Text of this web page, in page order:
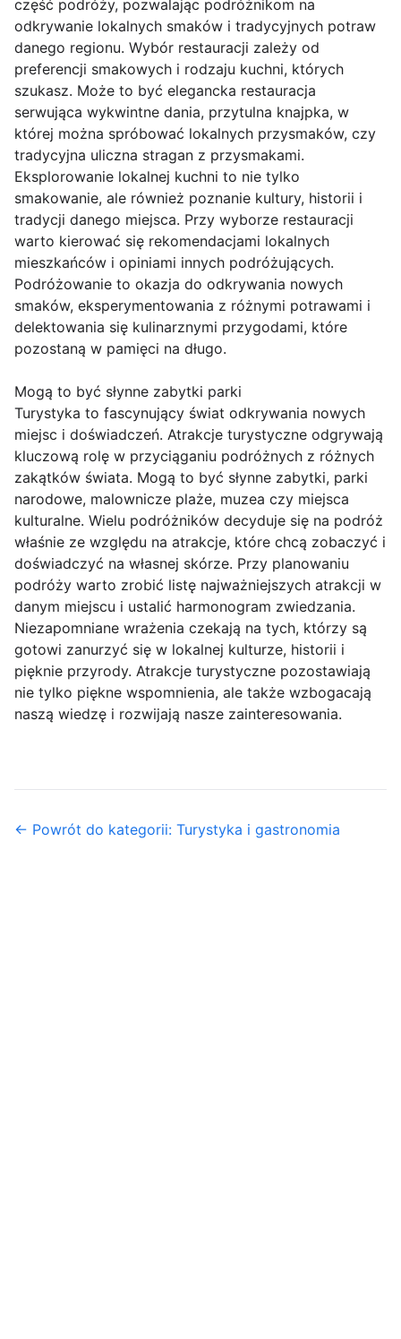
część podróży, pozwalając podróżnikom na
odkrywanie lokalnych smaków i tradycyjnych potraw
danego regionu. Wybór restauracji zależy od
preferencji smakowych i rodzaju kuchni, których
szukasz. Może to być elegancka restauracja
serwująca wykwintne dania, przytulna knajpka, w
której można spróbować lokalnych przysmaków, czy
tradycyjna uliczna stragan z przysmakami.
Eksplorowanie lokalnej kuchni to nie tylko
smakowanie, ale również poznanie kultury, historii i
tradycji danego miejsca. Przy wyborze restauracji
warto kierować się rekomendacjami lokalnych
mieszkańców i opiniami innych podróżujących.
Podróżowanie to okazja do odkrywania nowych
smaków, eksperymentowania z różnymi potrawami i
delektowania się kulinarznymi przygodami, które
pozostaną w pamięci na długo.
Mogą to być słynne zabytki parki
Turystyka to fascynujący świat odkrywania nowych
miejsc i doświadczeń. Atrakcje turystyczne odgrywają
kluczową rolę w przyciąganiu podróżnych z różnych
zakątków świata. Mogą to być słynne zabytki, parki
narodowe, malownicze plaże, muzea czy miejsca
kulturalne. Wielu podróżników decyduje się na podróż
właśnie ze względu na atrakcje, które chcą zobaczyć i
doświadczyć na własnej skórze. Przy planowaniu
podróży warto zrobić listę najważniejszych atrakcji w
danym miejscu i ustalić harmonogram zwiedzania.
Niezapomniane wrażenia czekają na tych, którzy są
gotowi zanurzyć się w lokalnej kulturze, historii i
pięknie przyrody. Atrakcje turystyczne pozostawiają
nie tylko piękne wspomnienia, ale także wzbogacają
naszą wiedzę i rozwijają nasze zainteresowania.
← Powrót do kategorii: Turystyka i gastronomia